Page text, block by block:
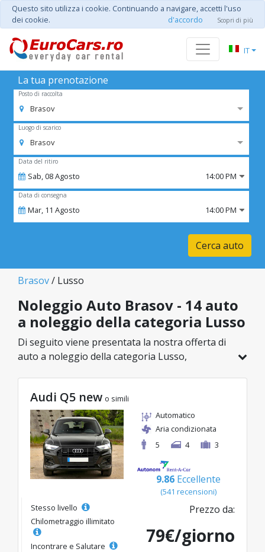
Questo sito utilizza i cookie. Continuando a navigare, accetti l'uso
dei cookie.
d'accordo Scopri di più
IT
La tua prenotazione
Posto di raccolta
Brasov
Luogo di scarico
Brasov
Data del ritiro
Sab,08Agosto 14:00 PM
Data di consegna
Mar, 11 Agosto 14:00 PM
Cerca auto
Brasov/ Lusso
Noleggio Auto Brasov - 14 auto
a noleggio della categoria Lusso
Di seguito viene presentata la nostra offerta di
auto a noleggio della categoria Lusso,
nella categoria selezionata, con tariffe
vantaggiose a partire da soli 45€/giorno.
Audi Q5 new o simili
Automatico
Aria condizionata
5
4 3
9.86 Eccellente
(541 recensioni)
Stesso livello
Chilometraggio illimitato
Incontrare e Salutare
Prezzo da:
79€/giorno